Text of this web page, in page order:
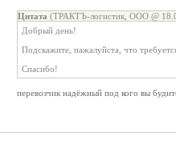
Цитата (ТРАКТЪ-логистик, ООО @
Добрый день!
Подскажите, пажалуйста, что
Спасибо!
перевозчик надёжный под кого вы